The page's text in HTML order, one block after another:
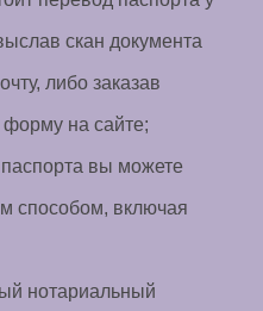
скан документа
либо заказав
форму на сайте;
вы можете
способом, включая
нотариальный